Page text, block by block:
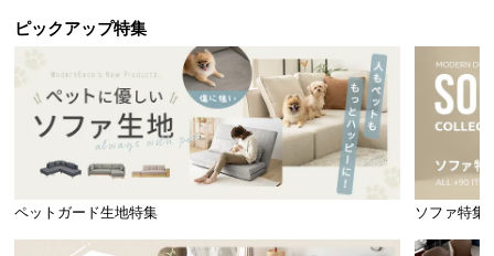
各棚板や天板は強度に優れており、家電などの重た
いものを収納しても安心して使用いただけます。
ピックアップ特集
ペットガード生地特集 ソファ特集